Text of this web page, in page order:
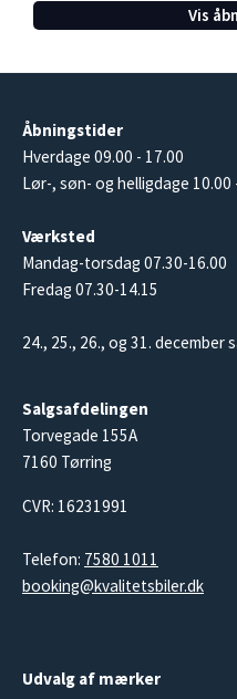
Vis
Åbningstider
Hverdage 09.00 - 17.00
Lør-, søn- og helligdage 10.00
Værksted
Mandag-torsdag 07.30-16.00
Fredag 07.30-14.15
24., 25., 26., og 31. december
Salgsafdelingen
Torvegade 155A
7160 Tørring
CVR: 16231991
Telefon: 7580 1011
booking@kvalitetsbiler.dk
Udvalg af mærker